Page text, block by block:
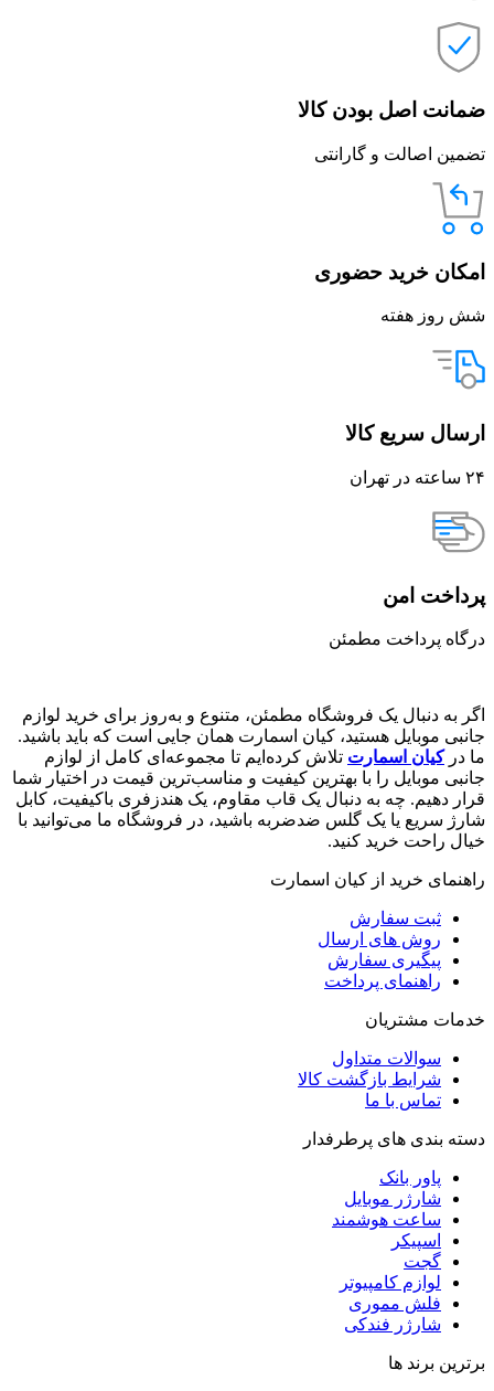
ضمانت اصل بودن کالا
تضمین اصالت و گارانتی
امکان خرید حضوری
شش روز هفته
ارسال سریع کالا
۲۴ ساعته در تهران
پرداخت امن
درگاه پرداخت مطمئن
اگر به دنبال یک فروشگاه مطمئن، متنوع و به‌روز برای خرید لوازم
جانبی موبایل هستید، کیان اسمارت همان جایی است که باید باشید.
ما درکیان اسمارت تلاش کرده‌ایم تا مجموعه‌ای کامل از لوازم
جانبی موبایل را با بهترین کیفیت و مناسب‌ترین قیمت در اختیار شما
قرار دهیم. چه به دنبال یک قاب مقاوم، یک هندزفری باکیفیت، کابل
شارژ سریع یا یک گلس ضدضربه باشید، در فروشگاه ما می‌توانید با
خیال راحت خرید کنید.
راهنمای خرید از کیان اسمارت
ثبت سفارش
روش‌ های ارسال
پیگیری سفارش
راهنمای پرداخت
خدمات مشتریان
سوالات متداول
شرایط بازگشت کالا
تماس با ما
دسته بندی های پرطرفدار
پاور بانک
شارژر موبایل
ساعت هوشمند
اسپیکر
گجت
لوازم کامپیوتر
فلش مموری
شارژر فندکی
برترین برند ها